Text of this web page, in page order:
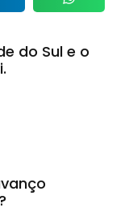
do Sul e o